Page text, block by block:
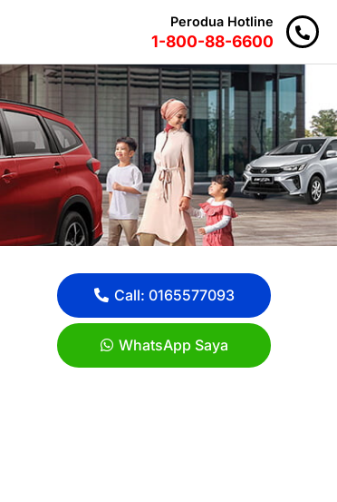
Perodua Hotline
1-800-88-6600
Call: 0165577093
WhatsApp Saya